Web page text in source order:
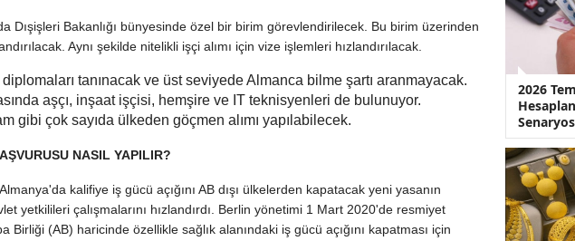
Dışişleri Bakanlığı bünyesinde özel bir birim görevlendirilecek. Bu birim üzerinden
Aynı şekilde nitelikli işçi alımı için vize işlemleri hızlandırılacak.
tanınacak ve üst seviyede Almanca bilme şartı aranmayacak.
aşçı, inşaat işçisi, hemşire ve IT teknisyenleri de bulunuyor.
gibi çok sayıda ülkeden göçmen alımı yapılabilecek.
NASIL YAPILIR?
kalifiye iş gücü açığını AB dışı ülkelerden kapatacak yeni yasanın
yetkilileri çalışmalarını hızlandırdı. Berlin yönetimi 1 Mart 2020'de resmiyet
Birliği (AB) haricinde özellikle sağlık alanındaki iş gücü açığını kapatması için
2026